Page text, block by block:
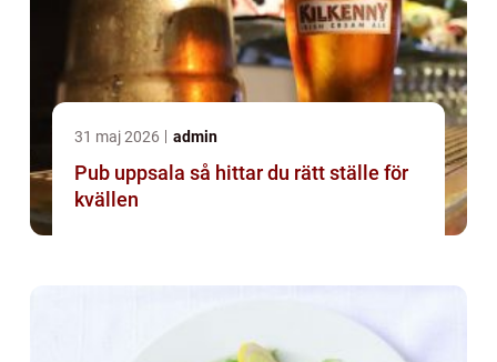
31 maj 2026 admin
Pub uppsala så hittar du rätt ställe för
kvällen